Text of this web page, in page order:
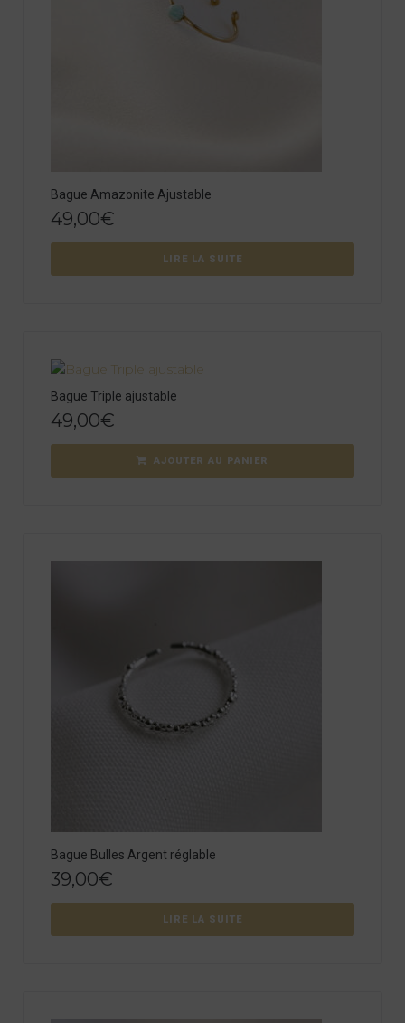
Bague Amazonite Ajustable
49,00€
LIRE LA SUITE
Bague Triple ajustable
49,00€
AJOUTER AU PANIER
Bague Bulles Argent réglable
39,00€
LIRE LA SUITE